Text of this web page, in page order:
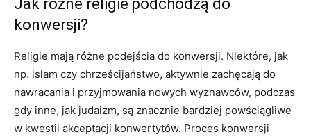
Jak różne religie podchodzą do
konwersji?
Religie mają różne podejścia do konwersji. Niektóre, jak
np. islam czy chrześcijaństwo, aktywnie zachęcają do
nawracania i przyjmowania nowych wyznawców, podczas
gdy inne, jak judaizm, są znacznie bardziej powściągliwe
w kwestii akceptacji konwertytów. Proces konwersji